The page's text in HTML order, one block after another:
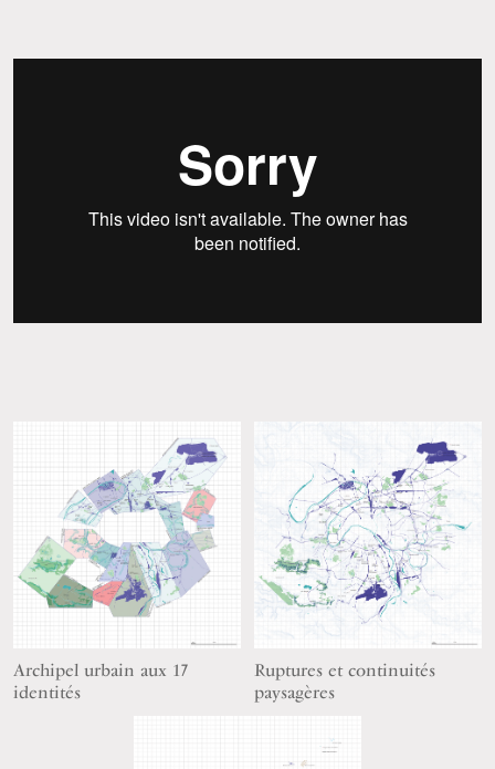
Archipel urbain aux 17
identités
Ruptures et continuités
paysagères